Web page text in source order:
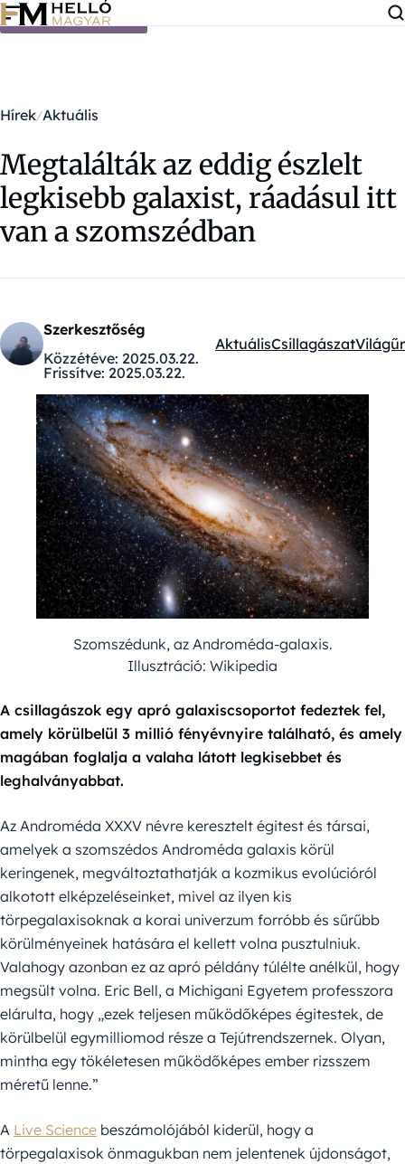
Ugrás a tartalomra
Hírek Aktuális
Megtalálták az eddig észlelt
legkisebb galaxist, ráadásul itt
van a szomszédban
Szerkesztőség
Közzétéve: 2025.03.22.
Frissítve: 2025.03.22.
Kategóriák:
AktuálisCsillagászatVilágűr
Szomszédunk, az Androméda-galaxis.
Illusztráció: Wikipedia
A csillagászok egy apró galaxiscsoportot fedeztek fel,
amely körülbelül 3 millió fényévnyire található, és amely
magában foglalja a valaha látott legkisebbet és
leghalványabbat.
Az Androméda XXXV névre keresztelt égitest és társai,
amelyek a szomszédos Androméda galaxis körül
keringenek, megváltoztathatják a kozmikus evolúcióról
alkotott elképzeléseinket, mivel az ilyen kis
törpegalaxisoknak a korai univerzum forróbb és sűrűbb
körülményeinek hatására el kellett volna pusztulniuk.
Valahogy azonban ez az apró példány túlélte anélkül, hogy
megsült volna. Eric Bell, a Michigani Egyetem professzora
elárulta, hogy „ezek teljesen működőképes égitestek, de
körülbelül egymilliomod része a Tejútrendszernek. Olyan,
mintha egy tökéletesen működőképes ember rizsszem
méretű lenne.”
A Live Science beszámolójából kiderül, hogy a
törpegalaxisok önmagukban nem jelentenek újdonságot,